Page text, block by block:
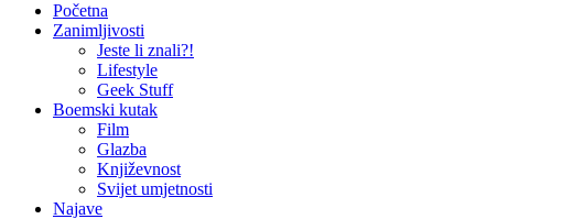
Početna
Zanimljivosti
Jeste li znali?!
Lifestyle
Geek Stuff
Boemski kutak
Film
Glazba
Književnost
Svijet umjetnosti
Najave